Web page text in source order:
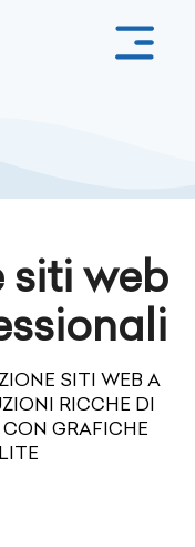
siti web
SITI WEB A
RICCHE DI
GRAFICHE